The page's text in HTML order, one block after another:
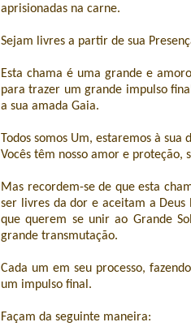
aprisionadas na carne.
Sejam livres a partir de sua
Esta chama é uma grande e
para trazer um grande impulso
a sua amada Gaia.
Todos somos Um, estaremos à sua
Vocês têm nosso amor e proteção,
Mas recordem-se de que esta
ser livres da dor e aceitam a Deus
que querem se unir ao Grande
grande transmutação.
Cada um em seu processo,
um impulso final.
Façam da seguinte maneira: